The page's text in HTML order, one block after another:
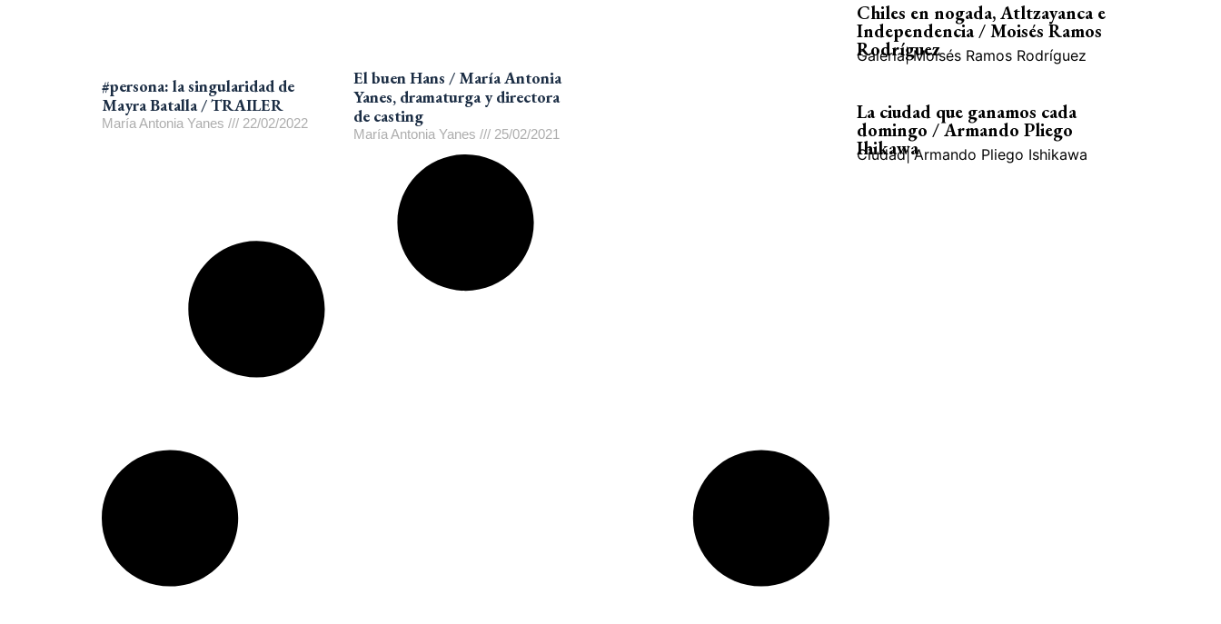
#persona: la singularidad de
Mayra Batalla / TRAILER
María Antonia Yanes 22/02/2022
El buen Hans / María Antonia
Yanes, dramaturga y directora
de casting
María Antonia Yanes 25/02/2021
Chiles en nogada, Atltzayanca e
Independencia / Moisés Ramos
Rodríguez
Galería| Moisés Ramos Rodríguez
La ciudad que ganamos cada
domingo / Armando Pliego
Ihikawa
Ciudad| Armando Pliego Ishikawa